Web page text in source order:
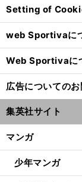
Setting of
web Sportivaに
Web Sportivaに
広告についての
集英社サイト
マンガ
少年マンガ